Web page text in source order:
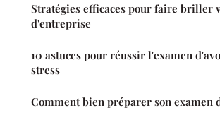
Stratégies efficaces pour faire briller
d'entreprise
10 astuces pour réussir l'examen
stress
Comment bien préparer son examen